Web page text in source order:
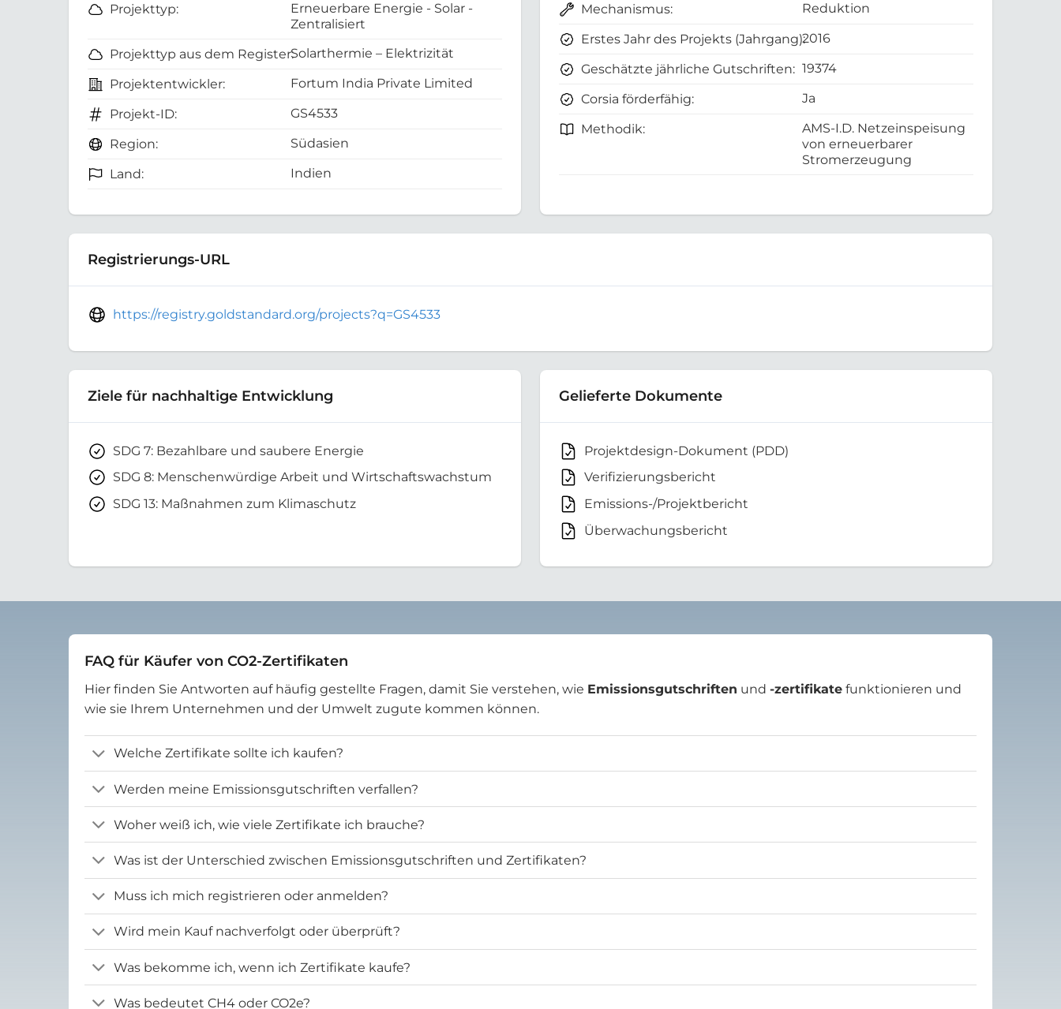
Projekttyp:
Erneuerbare Energie - Solar -
Zentralisiert
Projekttyp aus dem Register:Solarthermie – Elektrizität
Projektentwickler: Fortum India Private Limited
Projekt-ID: GS4533
Region: Südasien
Land: Indien
Mechanismus: Reduktion
Erstes Jahr des Projekts (Jahrgang):2016
Geschätzte jährliche Gutschriften: 19374
Corsia förderfähig: Ja
Methodik:
AMS-I.D. Netzeinspeisung
von erneuerbarer
Stromerzeugung
Registrierungs-URL
https://registry.goldstandard.org/projects?q=GS4533
Ziele für nachhaltige Entwicklung
SDG 7: Bezahlbare und saubere Energie
SDG 8: Menschenwürdige Arbeit und Wirtschaftswachstum
SDG 13: Maßnahmen zum Klimaschutz
Gelieferte Dokumente
Projektdesign-Dokument (PDD)
Verifizierungsbericht
Emissions-/Projektbericht
Überwachungsbericht
FAQ für Käufer von CO2-Zertifikaten
Hier finden Sie Antworten auf häufig gestellte Fragen, damit Sie verstehen, wie Emissionsgutschriften und -zertifikate funktionieren und
wie sie Ihrem Unternehmen und der Umwelt zugute kommen können.
Welche Zertifikate sollte ich kaufen?
Werden meine Emissionsgutschriften verfallen?
Woher weiß ich, wie viele Zertifikate ich brauche?
Was ist der Unterschied zwischen Emissionsgutschriften und Zertifikaten?
Muss ich mich registrieren oder anmelden?
Wird mein Kauf nachverfolgt oder überprüft?
Was bekomme ich, wenn ich Zertifikate kaufe?
Was bedeutet CH4 oder CO2e?